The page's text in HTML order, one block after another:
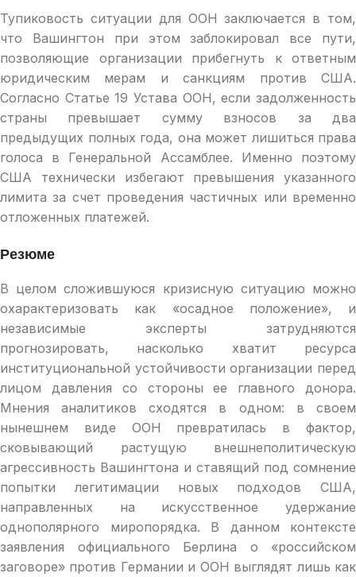
Тупиковость ситуации для ООН заключается в том,
что Вашингтон при этом заблокировал все пути,
позволяющие организации прибегнуть к ответным
юридическим мерам и санкциям против США.
Согласно Статье 19 Устава ООН, если задолженность
страны превышает сумму взносов за два
предыдущих полных года, она может лишиться права
голоса в Генеральной Ассамблее. Именно поэтому
США технически избегают превышения указанного
лимита за счет проведения частичных или временно
отложенных платежей.
Резюме
В целом сложившуюся кризисную ситуацию можно
охарактеризовать как «осадное положение», и
независимые эксперты затрудняются
прогнозировать, насколько хватит ресурса
институциональной устойчивости организации перед
лицом давления со стороны ее главного донора.
Мнения аналитиков сходятся в одном: в своем
нынешнем виде ООН превратилась в фактор,
сковывающий растущую внешнеполитическую
агрессивность Вашингтона и ставящий под сомнение
попытки легитимации новых подходов США,
направленных на искусственное удержание
однополярного миропорядка. В данном контексте
заявления официального Берлина о «российском
заговоре» против Германии и ООН выглядят лишь как